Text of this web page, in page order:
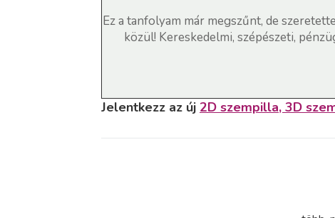
Ez a tanfolyam már megszűnt, de
közül! Kereskedelmi, szépészeti,
Jelentkezz az új 2D szempilla, 3D